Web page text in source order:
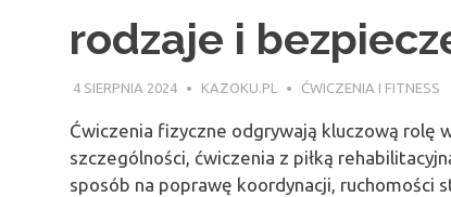
rodzaje i
4 SIERPNIA 2024 KAZOKU.PL ĆWICZENIA I FITNESS
Ćwiczenia fizyczne odgrywają kluczową rolę
szczególności, ćwiczenia z piłką
sposób na poprawę koordynacji, ruchomości